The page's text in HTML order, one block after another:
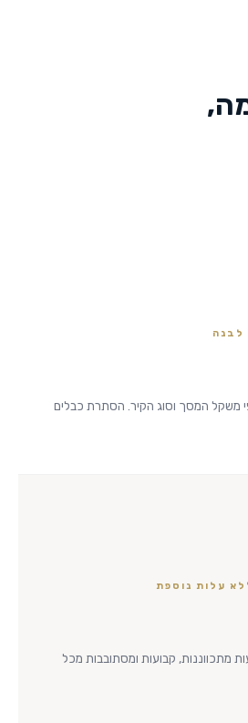
לבנה
משקל המסך וסוג הקיר. הסתרת כבלים
עלות נוספת
מתכווננות, קבועות ומסתובבות מכל